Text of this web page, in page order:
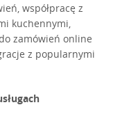
współpracę z
kuchennymi,
zamówień online
z popularnymi